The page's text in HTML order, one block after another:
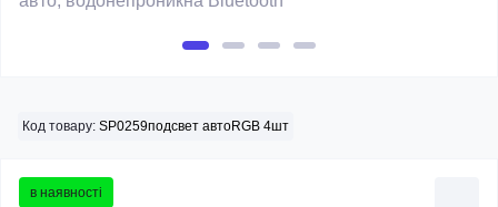
Код товару: SP0259подсвет автоRGB 4шт
в наявності